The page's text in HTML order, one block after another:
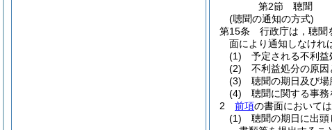
第2節
聴聞
(聴聞の通知の方式)
第15条
行政庁は，聴聞
面により通知しなけれ
(1)
予定される不利
(2)
不利益処分の原因
(3)
聴聞の期日及び場
(4)
聴聞に関する事
2
前項の書面において
(1)
聴聞の期日に出